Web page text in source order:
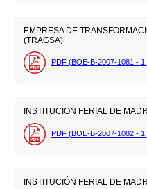
EMPRESA DE
(TRAGSA)
PDF (BOE-B-2007-1081 - 1
INSTITUCIÓN FERIAL DE
PDF (BOE-B-2007-1082 - 1
INSTITUCIÓN FERIAL DE